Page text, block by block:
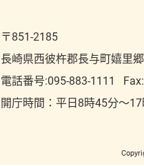
〒851-2185
長崎県西彼杵郡長与町嬉里
電話番号:095-883-1111
開庁時間：平⽇8時45分～